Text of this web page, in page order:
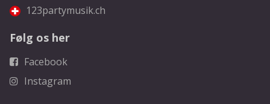
123partymusik.ch
Følg os her
Facebook
Instagram